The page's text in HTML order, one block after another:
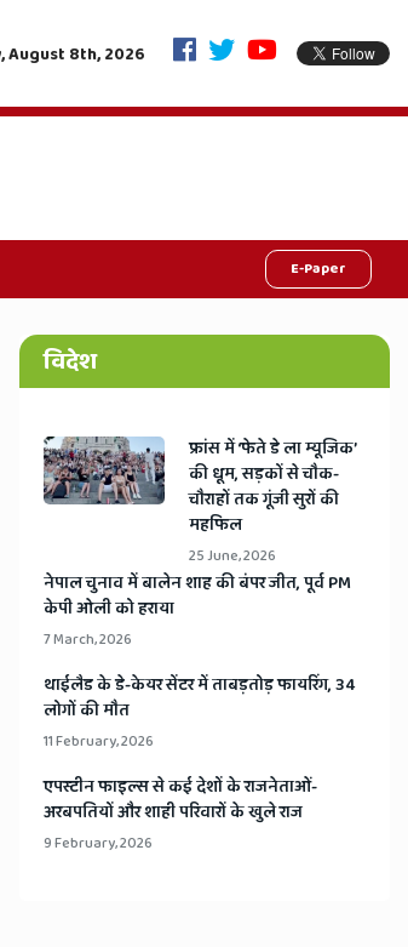
का दूध, नो कॉम्प्रोमाइज, नवजात की सेहत से खिलवाड़ करने वालों पर
August 8th, 2026
E-Paper
विदेश
​फ्रांस में ‘फेते डे ला म्यूजिक’
की धूम, सड़कों से चौक-
चौराहों तक गूंजी सुरों की
महफिल
25 June, 2026
​नेपाल चुनाव में बालेन शाह की बंपर जीत, पूर्व PM
केपी ओली को हराया
7 March, 2026
​थाईलैड के डे-केयर सेंटर में ताबड़तोड़ फायरिंग, 34
लोगों की मौत
11 February, 2026
​एपस्टीन फाइल्स से कई देशों के राजनेताओं-
अरबपतियों और शाही परिवारों के खुले राज
9 February, 2026